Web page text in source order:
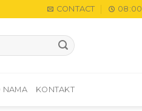
CONTACT 08:00
NAMA KONTAKT